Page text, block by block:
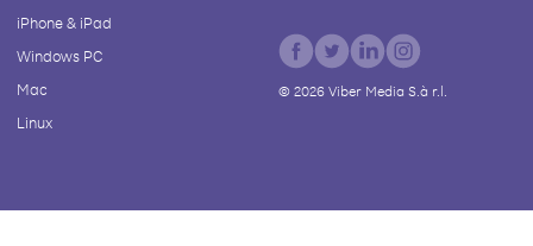
iPhone & iPad
Windows PC
Mac
Linux
© 2026Viber Media S.à r.l.